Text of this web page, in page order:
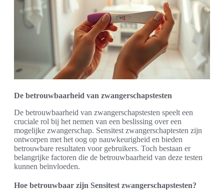
De betrouwbaarheid van zwangerschapstesten
De betrouwbaarheid van zwangerschapstesten speelt een
cruciale rol bij het nemen van een beslissing over een
mogelijke zwangerschap. Sensitest zwangerschaptesten zijn
ontworpen met het oog op nauwkeurigheid en bieden
betrouwbare resultaten voor gebruikers. Toch bestaan er
belangrijke factoren die de betrouwbaarheid van deze testen
kunnen beïnvloeden.
Hoe betrouwbaar zijn Sensitest zwangerschapstesten?